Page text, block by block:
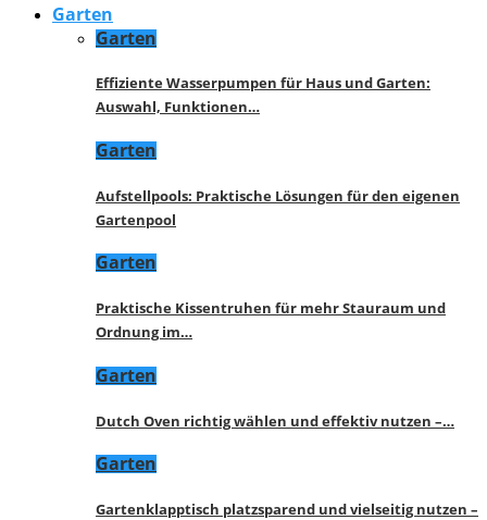
Garten
Garten
Effiziente Wasserpumpen für Haus und Garten:
Auswahl, Funktionen…
Garten
Aufstellpools: Praktische Lösungen für den eigenen
Gartenpool
Garten
Praktische Kissentruhen für mehr Stauraum und
Ordnung im…
Garten
Dutch Oven richtig wählen und effektiv nutzen –…
Garten
Gartenklapptisch platzsparend und vielseitig nutzen –